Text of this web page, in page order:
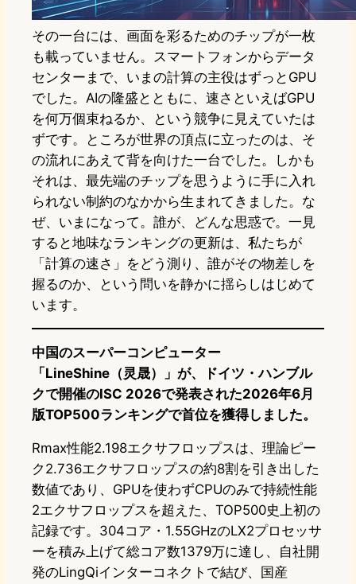
その一台には、画面を彩るためのチップが一枚
も載っていません。スマートフォンからデータ
センターまで、いまの計算の主役はずっとGPU
でした。AIの隆盛とともに、速さといえばGPU
を何万個束ねるか、という競争に見えていたは
ずです。ところが世界の頂点に立ったのは、そ
の流れにあえて背を向けた一台でした。しかも
それは、最先端のチップを思うように手に入れ
られない制約のなかから生まれてきました。な
ぜ、いまになって。誰が、どんな思惑で。一見
すると地味なランキングの更新は、私たちが
「計算の速さ」をどう測り、誰がその物差しを
握るのか、という問いを静かに揺らしはじめて
います。
中国のスーパーコンピューター
「LineShine（灵晟）」が、ドイツ・ハンブル
クで開催のISC 2026で発表された2026年6月
版TOP500ランキングで首位を獲得しました。
Rmax性能2.198エクサフロップスは、理論ピー
ク2.736エクサフロップスの約8割を引き出した
数値であり、GPUを使わずCPUのみで持続性能
2エクサフロップスを超えた、TOP500史上初の
記録です。304コア・1.55GHzのLX2プロセッサ
ーを積み上げて総コア数1379万に達し、自社開
発のLingQiインターコネクトで結び、国産